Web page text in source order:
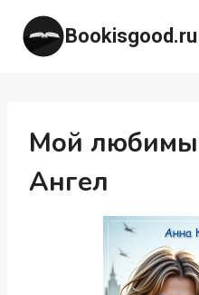
Перейти
содержимому
Bookisgood.ru
Мой
Ангел